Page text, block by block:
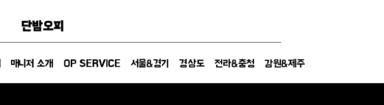
단밤오피
매니저 소개 OP SERVICE 서울&경기 경상도 전라&충청 강원&제주